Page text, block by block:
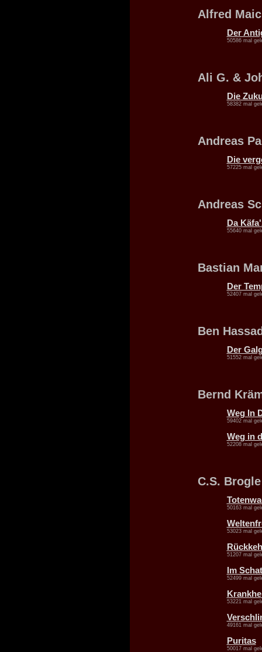
Alfred
Der
50586 mal
Ali G. &
Die
58382 mal
Andreas
Die
57225 mal
Andreas
Da
55640 mal
Bastian
Der
52407 mal
Ben
Der
51552 mal
Bernd
Weg In
59402 mal
Weg in
52208 mal
C.S. Brogle
50163 mal
53023 mal
51207 mal
Im
52499 mal
53221 mal
49161 mal
Puritas
50017 mal